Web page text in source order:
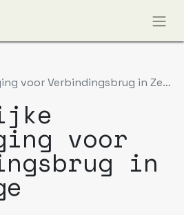
Verbindingsbrug in Zeebrugge
voor
in